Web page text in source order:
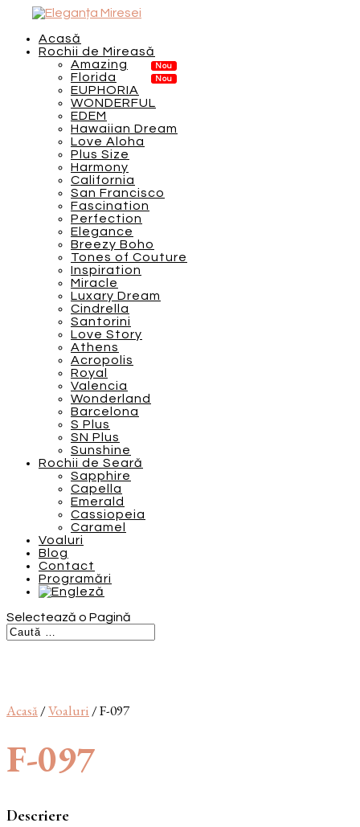
Acasă
Rochii de Mireasă
Amazing
Florida
EUPHORIA
WONDERFUL
EDEM
Hawaiian Dream
Love Aloha
Plus Size
Harmony
California
San Francisco
Fascination
Perfection
Elegance
Breezy Boho
Tones of Couture
Inspiration
Miracle
Luxary Dream
Cindrella
Santorini
Love Story
Athens
Acropolis
Royal
Valencia
Wonderland
Barcelona
S Plus
SN Plus
Sunshine
Rochii de Seară
Sapphire
Capella
Emerald
Cassiopeia
Caramel
Voaluri
Blog
Contact
Programări
Selectează o Pagină
Acasă/Voaluri / F-097
F-097
Descriere